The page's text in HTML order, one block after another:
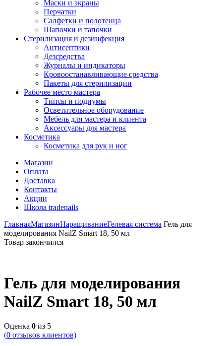
Маски и экраны
Перчатки
Салфетки и полотенца
Шапочки и тапочки
Стерилизация и дезинфекция
Антисептики
Дезсредства
Журналы и индикаторы
Кровоостанавливающие средства
Пакеты для стерилизации
Рабочее место мастера
Типсы и подиумы
Осветительное оборудование
Мебель для мастера и клиента
Аксессуары для мастера
Косметика
Косметика для рук и ног
Магазин
Оплата
Доставка
Контакты
Акции
Школа tradenails
ГлавнаяМагазинНаращиваниеГелевая система Гель для
моделирования NailZ Smart 18, 50 мл
Товар закончился
Гель для моделирования
NailZ Smart 18, 50 мл
Оценка 0 из 5
(0 отзывов клиентов)